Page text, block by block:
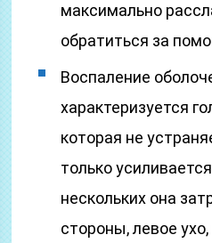
максимально
обратиться за
Воспаление
характеризуется
которая не
только
нескольких она
стороны, левое